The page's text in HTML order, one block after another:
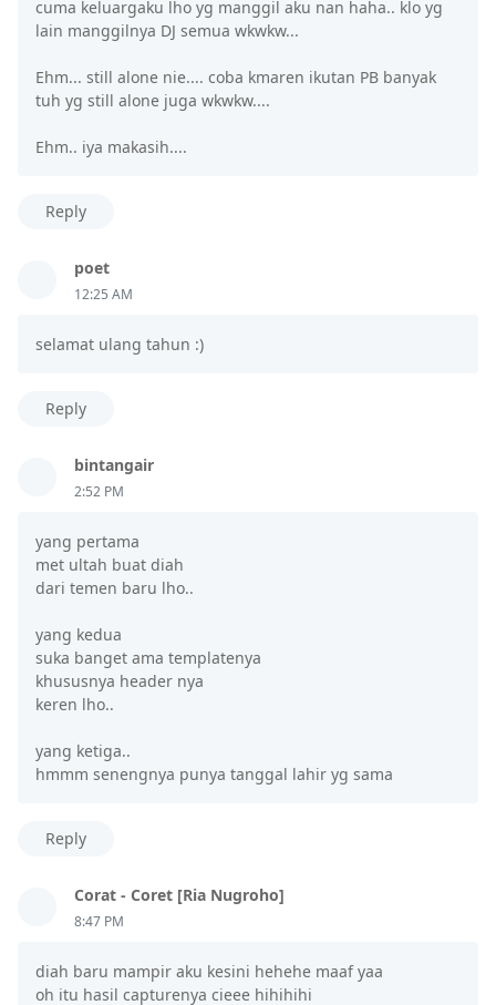
cuma keluargaku lho yg manggil aku nan haha.. klo yg
lain manggilnya DJ semua wkwkw...
Ehm... still alone nie.... coba kmaren ikutan PB banyak
tuh yg still alone juga wkwkw....
Ehm.. iya makasih....
Reply
poet
12:25 AM
selamat ulang tahun :)
Reply
bintangair
2:52 PM
yang pertama
met ultah buat diah
dari temen baru lho..
yang kedua
suka banget ama templatenya
khususnya header nya
keren lho..
yang ketiga..
hmmm senengnya punya tanggal lahir yg sama
Reply
Corat - Coret [Ria Nugroho]
8:47 PM
diah baru mampir aku kesini hehehe maaf yaa
oh itu hasil capturenya cieee hihihihi